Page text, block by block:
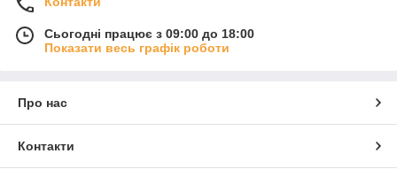
Сьогодні працює з 09:00 до 18:00
Показати весь графік роботи
Про нас
Контакти